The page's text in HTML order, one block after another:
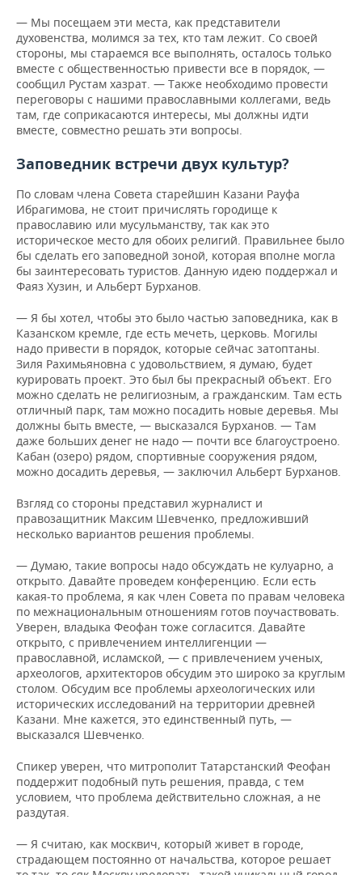
— Мы посещаем эти места, как представители
духовенства, молимся за тех, кто там лежит. Со своей
стороны, мы стараемся все выполнять, осталось только
вместе с общественностью привести все в порядок, —
сообщил Рустам хазрат. — Также необходимо провести
переговоры с нашими православными коллегами, ведь
там, где соприкасаются интересы, мы должны идти
вместе, совместно решать эти вопросы.
Заповедник встречи двух культур?
По словам члена Совета старейшин Казани Рауфа
Ибрагимова, не стоит причислять городище к
православию или мусульманству, так как это
историческое место для обоих религий. Правильнее было
бы сделать его заповедной зоной, которая вполне могла
бы заинтересовать туристов. Данную идею поддержал и
Фаяз Хузин, и Альберт Бурханов.
— Я бы хотел, чтобы это было частью заповедника, как в
Казанском кремле, где есть мечеть, церковь. Могилы
надо привести в порядок, которые сейчас затоптаны.
Зиля Рахимьяновна с удовольствием, я думаю, будет
курировать проект. Это был бы прекрасный объект. Его
можно сделать не религиозным, а гражданским. Там есть
отличный парк, там можно посадить новые деревья. Мы
должны быть вместе, — высказался Бурханов. — Там
даже больших денег не надо — почти все благоустроено.
Кабан (озеро) рядом, спортивные сооружения рядом,
можно досадить деревья, — заключил Альберт Бурханов.
Взгляд со стороны представил журналист и
правозащитник Максим Шевченко, предложивший
несколько вариантов решения проблемы.
— Думаю, такие вопросы надо обсуждать не кулуарно, а
открыто. Давайте проведем конференцию. Если есть
какая-то проблема, я как член Совета по правам человека
по межнациональным отношениям готов поучаствовать.
Уверен, владыка Феофан тоже согласится. Давайте
открыто, с привлечением интеллигенции —
православной, исламской, — с привлечением ученых,
археологов, архитекторов обсудим это широко за круглым
столом. Обсудим все проблемы археологических или
исторических исследований на территории древней
Казани. Мне кажется, это единственный путь, —
высказался Шевченко.
Спикер уверен, что митрополит Татарстанский Феофан
поддержит подобный путь решения, правда, с тем
условием, что проблема действительно сложная, а не
раздутая.
— Я считаю, как москвич, который живет в городе,
страдающем постоянно от начальства, которое решает